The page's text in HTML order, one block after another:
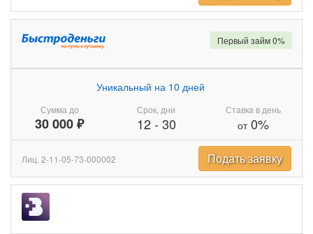
Сумма до
30 000 ₽
Уникальный на 10 дней
Срок, дни
12- 30
Ставка в день
от0%
Первый займ 0%
Лиц. 2-11-05-73-000002 Подать заявку